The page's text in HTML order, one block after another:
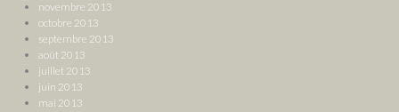
novembre 2013
octobre 2013
septembre 2013
août 2013
juillet 2013
juin 2013
mai 2013